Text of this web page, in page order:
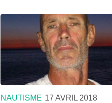
NAUTISME 17 AVRIL 2018